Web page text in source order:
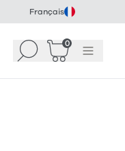
Français
Recherche
0
Panier(0)
Menu